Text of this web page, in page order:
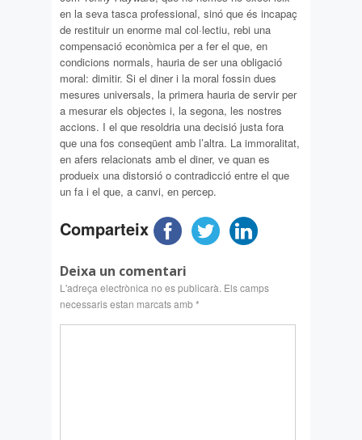
en la seva tasca professional, sinó que és incapaç
de restituir un enorme mal col·lectiu, rebi una
compensació econòmica per a fer el que, en
condicions normals, hauria de ser una obligació
moral: dimitir. Si el diner i la moral fossin dues
mesures universals, la primera hauria de servir per
a mesurar els objectes i, la segona, les nostres
accions. I el que resoldria una decisió justa fora
que una fos conseqüent amb l’altra. La immoralitat,
en afers relacionats amb el diner, ve quan es
produeix una distorsió o contradicció entre el que
un fa i el que, a canvi, en percep.
Comparteix
Deixa un comentari
L'adreça electrònica no es publicarà. Els camps
necessaris estan marcats amb*